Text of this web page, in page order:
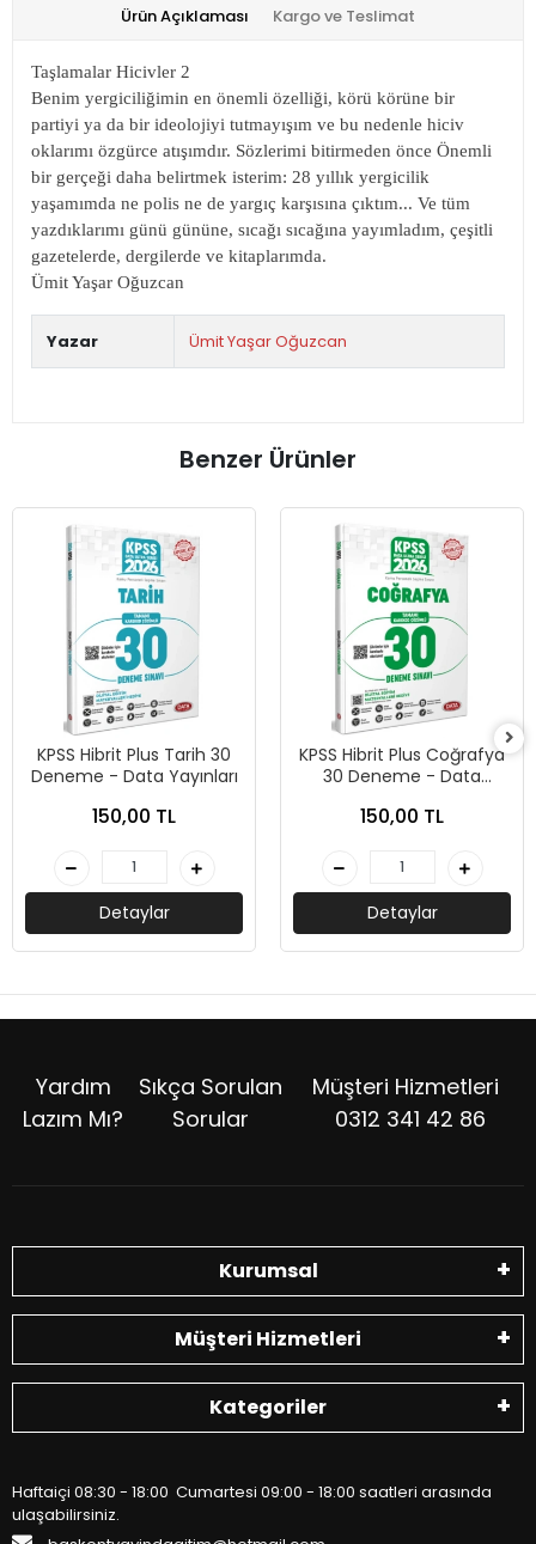
Ürün Açıklaması Kargo ve Teslimat
Taşlamalar Hicivler 2
Benim yergiciliğimin en önemli özelliği, körü körüne bir
partiyi ya da bir ideolojiyi tutmayışım ve bu nedenle hiciv
oklarımı özgürce atışımdır. Sözlerimi bitirmeden önce Önemli
bir gerçeği daha belirtmek isterim: 28 yıllık yergicilik
yaşamımda ne polis ne de yargıç karşısına çıktım... Ve tüm
yazdıklarımı günü gününe, sıcağı sıcağına yayımladım, çeşitli
gazetelerde, dergilerde ve kitaplarımda.
Ümit Yaşar Oğuzcan
Yazar Ümit Yaşar Oğuzcan
Benzer Ürünler
KPSS Hibrit Plus Tarih 30
Deneme - Data Yayınları
150,00 TL
Detaylar
KPSS Hibrit Plus Coğrafya
30 Deneme - Data
150,00 TL
Detaylar
Yardım
Lazım Mı?
Sıkça Sorulan
Sorular
Müşteri Hizmetleri
0312 341 42 86
Kurumsal
Müşteri Hizmetleri
Kategoriler
Haftaiçi 08:30 - 18:00 Cumartesi 09:00 - 18:00 saatleri arasında
ulaşabilirsiniz.